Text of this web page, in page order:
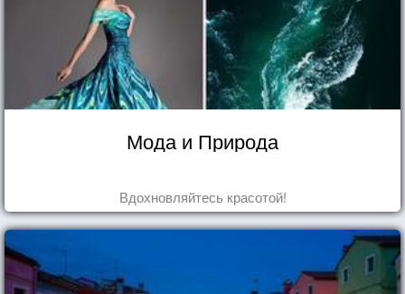
Мода и Природа
Вдохновляйтесь красотой!